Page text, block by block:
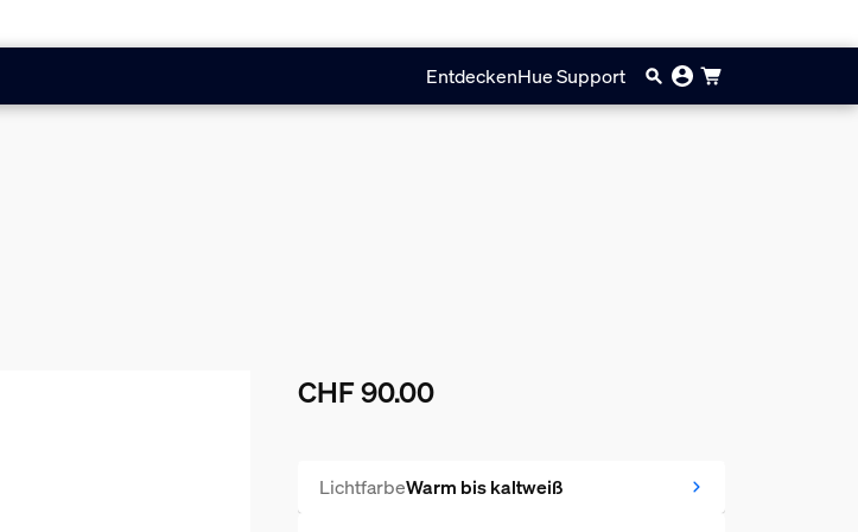
EntdeckenHue Support
CHF 90.00
LichtfarbeWarm bis kaltweiß